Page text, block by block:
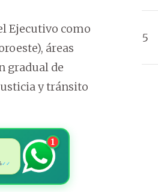
Ejecutivo como
áreas
gradual de
y tránsito
✓✓
1